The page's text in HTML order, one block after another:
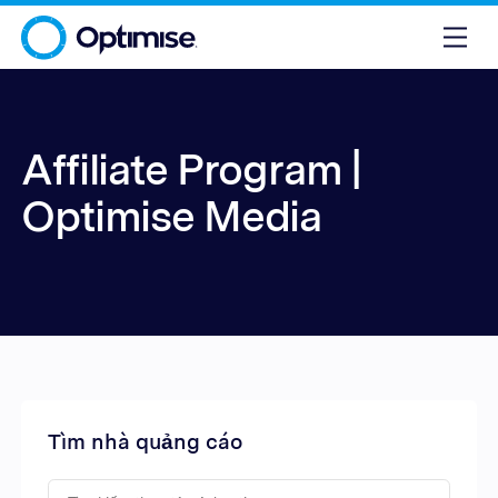
Affiliate Program |
Optimise Media
Tìm nhà quảng cáo